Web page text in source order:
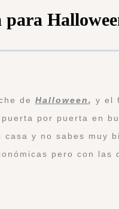
para
de Halloween, y el
por puerta en
y no sabes muy
pero con las